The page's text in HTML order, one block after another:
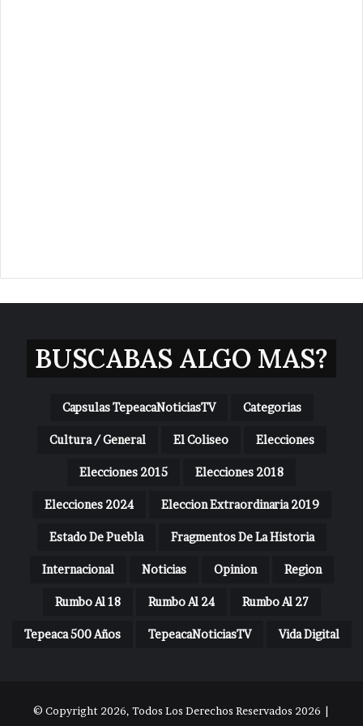
BUSCABAS ALGO MAS?
Capsulas TepeacaNoticiasTV Categorias
Cultura / General El Coliseo Elecciones
Elecciones 2015 Elecciones 2018
Elecciones 2024 Eleccion Extraordinaria 2019
Estado De Puebla Fragmentos De La Historia
Internacional Noticias Opinion Region
Rumbo Al 18 Rumbo Al 24 Rumbo Al 27
Tepeaca 500 Años TepeacaNoticiasTV Vida Digital
© Copyright 2026, Todos Los Derechos Reservados 2026 |